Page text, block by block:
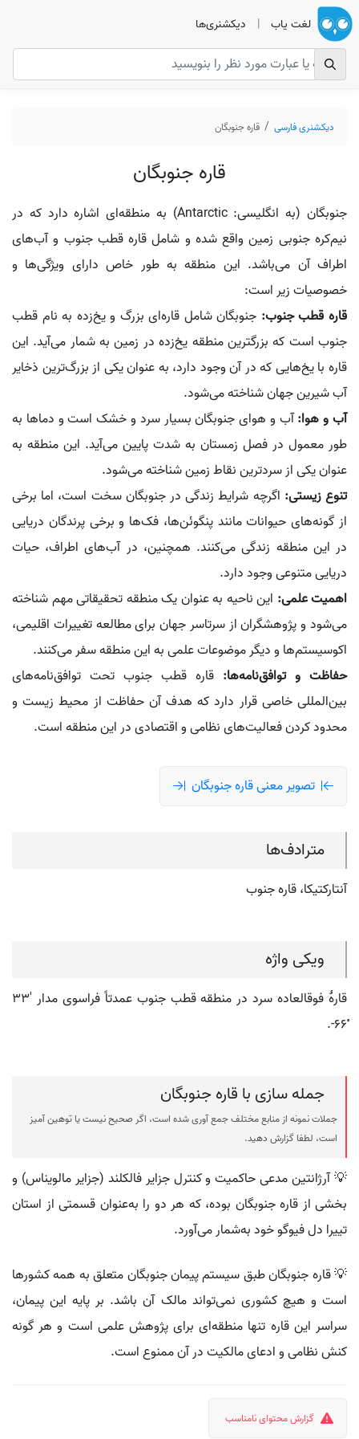
لغت یاب | دیکشنری‌ها
دیکشنری فارسی قاره جنوبگان
قاره جنوبگان
جنوبگان (به انگلیسی: Antarctic) به منطقه‌ای اشاره دارد که در
نیم‌کره جنوبی زمین واقع شده و شامل قاره قطب جنوب و آب‌های
اطراف آن می‌باشد. این منطقه به طور خاص دارای ویژگی‌ها و
خصوصیات زیر است:
قاره قطب جنوب: جنوبگان شامل قاره‌ای بزرگ و یخ‌زده به نام قطب
جنوب است که بزرگترین منطقه یخ‌زده در زمین به شمار می‌آید. این
قاره با یخ‌هایی که در آن وجود دارد، به عنوان یکی از بزرگ‌ترین ذخایر
آب شیرین جهان شناخته می‌شود.
آب و هوا:آب و هوای جنوبگان بسیار سرد و خشک است و دماها به
طور معمول در فصل زمستان به شدت پایین می‌آید. این منطقه به
عنوان یکی از سردترین نقاط زمین شناخته می‌شود.
تنوع زیستی: اگرچه شرایط زندگی در جنوبگان سخت است، اما برخی
از گونه‌های حیوانات مانند پنگوئن‌ها، فک‌ها و برخی پرندگان دریایی
در این منطقه زندگی می‌کنند. همچنین، در آب‌های اطراف، حیات
دریایی متنوعی وجود دارد.
اهمیت علمی: این ناحیه به عنوان یک منطقه تحقیقاتی مهم شناخته
می‌شود و پژوهشگران از سرتاسر جهان برای مطالعه تغییرات اقلیمی،
اکوسیستم‌ها و دیگر موضوعات علمی به این منطقه سفر می‌کنند.
حفاظت و توافق‌نامه‌ها: قاره قطب جنوب تحت توافق‌نامه‌های
بین‌المللی خاصی قرار دارد که هدف آن حفاظت از محیط زیست و
محدود کردن فعالیت‌های نظامی و اقتصادی در این منطقه است.
تصویر معنی قاره جنوبگان
مترادف‌ها
آنتارکتیکا، قاره جنوب
ویکی واژه
قارۀ فوق‏العاده سرد در منطقه قطب جنوب عمدتاً فراسوی مدار '۳۳
جمله سازی با قاره جنوبگان
جملات نمونه از منابع مختلف جمع آوری شده است، اگر صحیح نیست یا توهین آمیز
است، لطفا گزارش دهید.
💡 آرژانتین مدعی حاکمیت و کنترل جزایر فالکلند (جزایر مالویناس) و
بخشی از قاره جنوبگان بوده، که هر دو را به‌عنوان قسمتی از استان
تییرا دل فیوگو خود به‌شمار می‌آورد.
💡 قاره جنوبگان طبق سیستم پیمان جنوبگان متعلق به همه کشورها
است و هیچ کشوری نمی‌تواند مالک آن باشد. بر پایه این پیمان،
سراسر این قاره تنها منطقه‌ای برای پژوهش علمی است و هر گونه
کنش نظامی و ادعای مالکیت در آن ممنوع است.
گزارش محتوای نامناسب